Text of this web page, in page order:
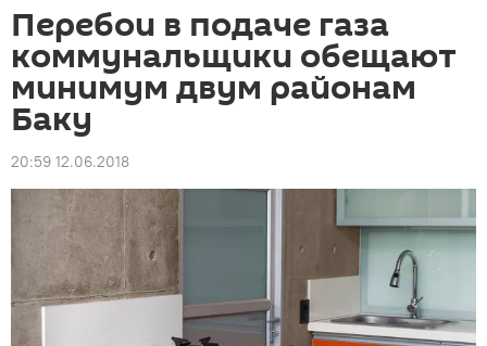
Перебои в подаче газа
коммунальщики обещают
минимум двум районам
Баку
20:59 12.06.2018